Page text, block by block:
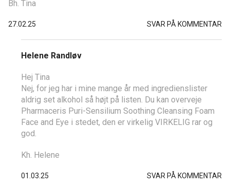
Bh. Tina
27.02.25 SVAR PÅ KOMMENTAR
Helene Randløv
Hej Tina
Nej, for jeg har i mine mange år med ingredienslister
aldrig set alkohol så højt på listen. Du kan overveje
Pharmaceris Puri-Sensilium Soothing Cleansing Foam
Face and Eye i stedet, den er virkelig VIRKELIG rar og
god.
Kh. Helene
01.03.25 SVAR PÅ KOMMENTAR